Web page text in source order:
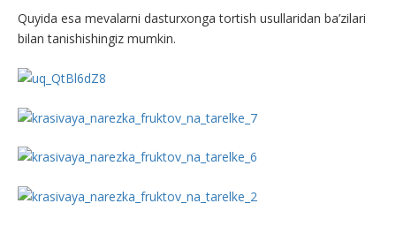
Quyida esa mevalarni dasturxonga tortish usullaridan ba’zilari
bilan tanishishingiz mumkin.